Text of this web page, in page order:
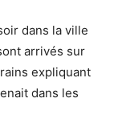
dans la ville
arrivés sur
expliquant
dans les